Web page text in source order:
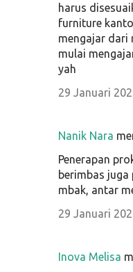
harus
furniture
mengajar dari
mulai
yah
29 Januari
Nanik Nara
Penerapan
berimbas
mbak, antar
29 Januari
Inova Melisa